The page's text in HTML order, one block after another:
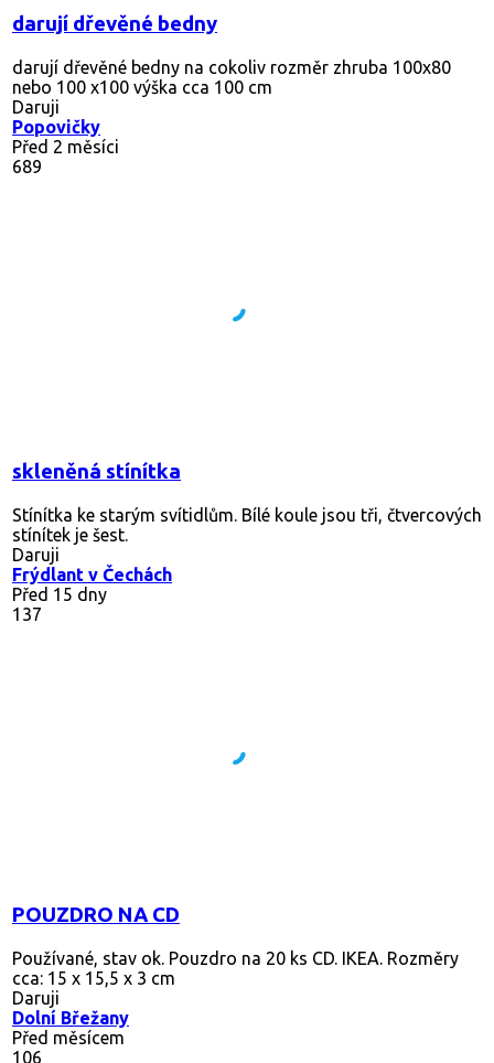
darují dřevěné bedny
darují dřevěné bedny na cokoliv rozměr zhruba 100x80
nebo 100 x100 výška cca 100 cm
Daruji
Popovičky
Před 2 měsíci
689
skleněná stínítka
Stínítka ke starým svítidlům. Bílé koule jsou tři, čtvercových
stínítek je šest.
Daruji
Frýdlant v Čechách
Před 15 dny
137
POUZDRO NA CD
Používané, stav ok. Pouzdro na 20 ks CD. IKEA. Rozměry
cca: 15 x 15,5 x 3 cm
Daruji
Dolní Břežany
Před měsícem
106